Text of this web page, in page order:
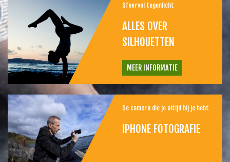
Sfeervol tegenlicht
ALLES OVER
SILHOUETTEN
MEER INFORMATIE
De camera die je altijd bij je hebt
IPHONE FOTOGRAFIE